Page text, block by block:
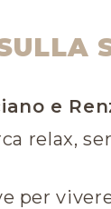
e
relax,
per